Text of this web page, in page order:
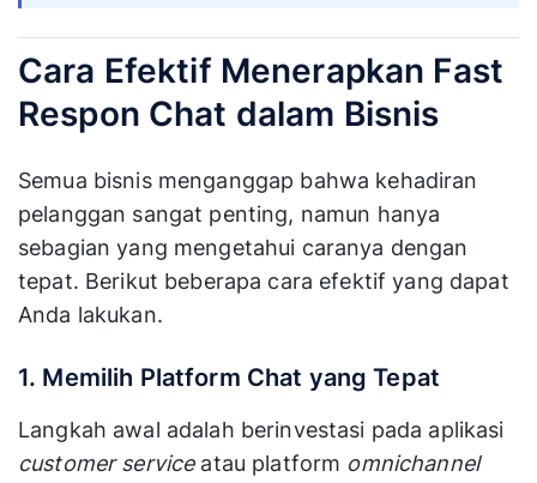
Cara Efektif Menerapkan Fast
Respon Chat dalam Bisnis
Semua bisnis menganggap bahwa kehadiran
pelanggan sangat penting, namun hanya
sebagian yang mengetahui caranya dengan
tepat. Berikut beberapa cara efektif yang dapat
Anda lakukan.
1. Memilih Platform Chat yang Tepat
Langkah awal adalah berinvestasi pada aplikasi
customer serviceatau platform omnichannel